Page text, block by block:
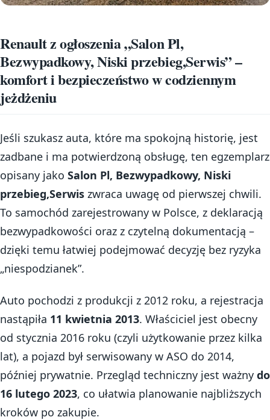
Renault z ogłoszenia „Salon Pl,
Bezwypadkowy, Niski przebieg,Serwis” –
komfort i bezpieczeństwo w codziennym
jeżdżeniu
Jeśli szukasz auta, które ma spokojną historię, jest
zadbane i ma potwierdzoną obsługę, ten egzemplarz
opisany jako Salon Pl, Bezwypadkowy, Niski
przebieg,Serwis zwraca uwagę od pierwszej chwili.
To samochód zarejestrowany w Polsce, z deklaracją
bezwypadkowości oraz z czytelną dokumentacją –
dzięki temu łatwiej podejmować decyzję bez ryzyka
„niespodzianek”.
Auto pochodzi z produkcji z 2012 roku, a rejestracja
nastąpiła 11 kwietnia 2013. Właściciel jest obecny
od stycznia 2016 roku (czyli użytkowanie przez kilka
lat), a pojazd był serwisowany w ASO do 2014,
później prywatnie. Przegląd techniczny jest ważny do
16 lutego 2023, co ułatwia planowanie najbliższych
kroków po zakupie.